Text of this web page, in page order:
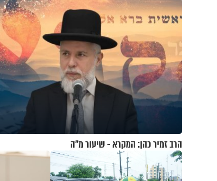
הרב זמיר כהן: המקרא - שיעור מ"ה